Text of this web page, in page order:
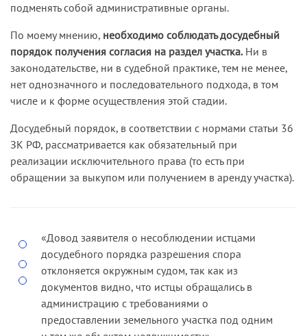
подменять собой административные органы.
По моему мнению, необходимо соблюдать досудебный
порядок получения согласия на раздел участка.Ни в
законодательстве, ни в судебной практике, тем не менее,
нет однозначного и последовательного подхода, в том
числе и к форме осуществления этой стадии.
Досудебный порядок, в соответствии с нормами статьи 36
ЗК РФ, рассматривается как обязательный при
реализации исключительного права (то есть при
обращении за выкупом или получением в аренду участка).
«Довод заявителя о несоблюдении истцами
досудебного порядка разрешения спора
отклоняется окружным судом, так как из
документов видно, что истцы обращались в
администрацию с требованиями о
предоставлении земельного участка под одним